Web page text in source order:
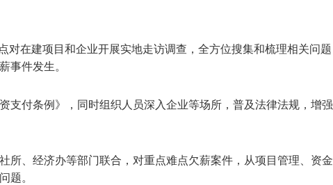
对在建项目和企业开展实地走访调查，全方位搜集和梳理相关问题
事件发生。
支付条例》，同时组织人员深入企业等场所，普及法律法规，增强
所、经济办等部门联合，对重点难点欠薪案件，从项目管理、资金
题。